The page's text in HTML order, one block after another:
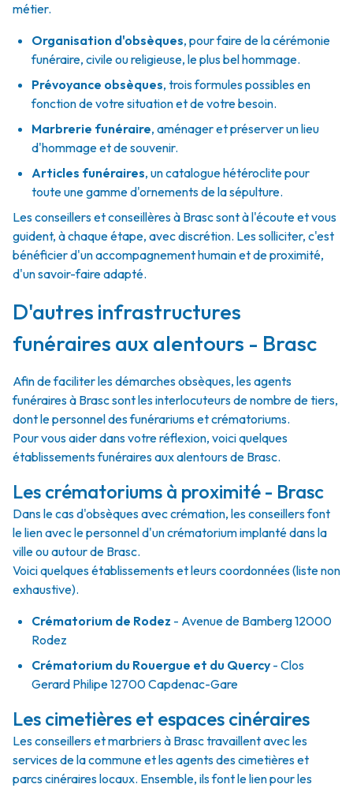
métier.
Organisation d'obsèques, pour faire de la cérémonie
funéraire, civile ou religieuse, le plus bel hommage.
Prévoyance obsèques, trois formules possibles en
fonction de votre situation et de votre besoin.
Marbrerie funéraire, aménager et préserver un lieu
d'hommage et de souvenir.
Articles funéraires, un catalogue hétéroclite pour
toute une gamme d'ornements de la sépulture.
Les conseillers et conseillères à Brasc sont à l'écoute et vous
guident, à chaque étape, avec discrétion. Les solliciter, c'est
bénéficier d'un accompagnement humain et de proximité,
d'un savoir-faire adapté.
D'autres infrastructures
funéraires aux alentours - Brasc
Afin de faciliter les démarches obsèques, les agents
funéraires à Brasc sont les interlocuteurs de nombre de tiers,
dont le personnel des funérariums et crématoriums.
Pour vous aider dans votre réflexion, voici quelques
établissements funéraires aux alentours de Brasc.
Les crématoriums à proximité - Brasc
Dans le cas d'obsèques avec crémation, les conseillers font
le lien avec le personnel d'un crématorium implanté dans la
ville ou autour de Brasc.
Voici quelques établissements et leurs coordonnées (liste non
exhaustive).
Crématorium de Rodez - Avenue de Bamberg 12000
Rodez
Crématorium du Rouergue et du Quercy - Clos
Gerard Philipe 12700 Capdenac-Gare
Les cimetières et espaces cinéraires
Les conseillers et marbriers à Brasc travaillent avec les
services de la commune et les agents des cimetières et
parcs cinéraires locaux. Ensemble, ils font le lien pour les